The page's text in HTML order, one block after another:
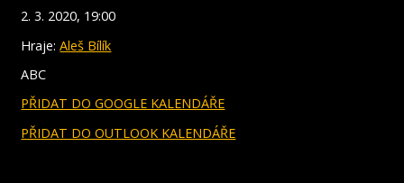
2. 3. 2020, 19:00
Hraje:Aleš Bílík
ABC
PŘIDAT DO GOOGLE KALENDÁŘE
PŘIDAT DO OUTLOOK KALENDÁŘE